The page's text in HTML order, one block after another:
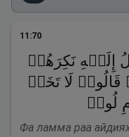
11 :70
إِلَیۡهِ نَكِرَهُمۡ
لَا تَخَفۡ
لُوطࣲ
Фа ламма раа